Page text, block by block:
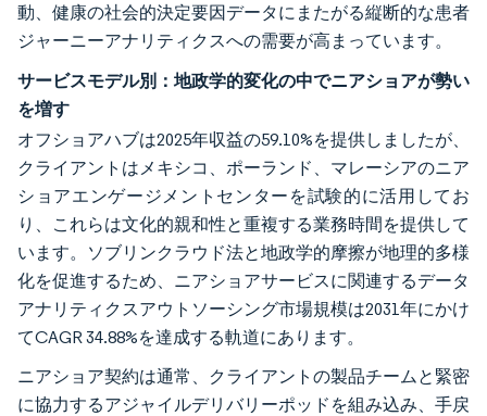
動、健康の社会的決定要因データにまたがる縦断的な患者
ジャーニーアナリティクスへの需要が高まっています。
サービスモデル別：地政学的変化の中でニアショアが勢い
を増す
オフショアハブは2025年収益の59.10%を提供しましたが、
クライアントはメキシコ、ポーランド、マレーシアのニア
ショアエンゲージメントセンターを試験的に活用してお
り、これらは文化的親和性と重複する業務時間を提供して
います。ソブリンクラウド法と地政学的摩擦が地理的多様
化を促進するため、ニアショアサービスに関連するデータ
アナリティクスアウトソーシング市場規模は2031年にかけ
てCAGR 34.88%を達成する軌道にあります。
ニアショア契約は通常、クライアントの製品チームと緊密
に協力するアジャイルデリバリーポッドを組み込み、手戻